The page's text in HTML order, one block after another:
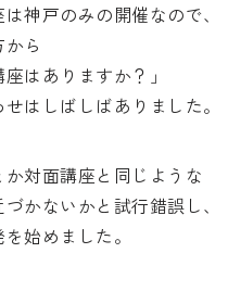
神戸のみの開催なので、
ら
座はありますか？」
はしばしばありました。
対面講座と同じような
かないかと試行錯誤し、
始めました。